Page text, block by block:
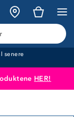
senere
HER!